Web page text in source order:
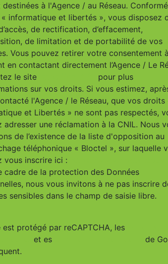
à l'Agence / au Réseau.
informatique et libertés », vous disposez
de rectification, d’effacement,
de limitation et de portabilité de vos
Vous pouvez retirer votre consentement
en contactant directement l’Agence / Le
le site
pour plus
sur vos droits. Si vous estimez,
l'Agence / le Réseau, que vos droits
et Libertés » ne sont pas respectés,
adresser une réclamation à la CNIL. Nous
de l’existence de la liste d'opposition au
téléphonique « Bloctel », sur laquelle
vous inscrire ici :
cadre de la protection des Données
nous vous invitons à ne pas inscrire
sensibles dans le champ de saisie libre.
est protégé par reCAPTCHA, les
et es
de